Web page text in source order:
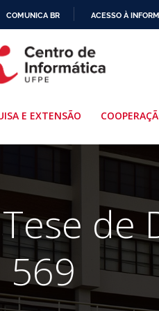
PARA
O
COMUNICA BR ACESSO À
E EXTENSÃO
de
569